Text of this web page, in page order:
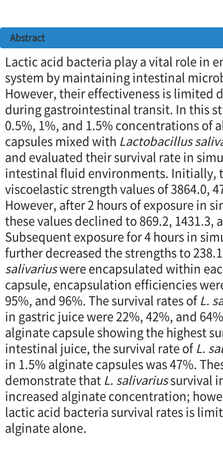
Abstract
Lactic acid bacteria play a vital role in
system by maintaining intestinal
However, their effectiveness is limited
during gastrointestinal transit. In this
0.5%, 1%, and 1.5% concentrations of
capsules mixed with Lactobacillus
and evaluated their survival rate in
intestinal fluid environments. Initially,
viscoelastic strength values of 3864.0,
However, after 2 hours of exposure in
these values declined to 869.2, 1431.3,
Subsequent exposure for 4 hours in
further decreased the strengths to
salivariuswere encapsulated within
capsule, encapsulation efficiencies
95%, and 96%. The survival rates ofL.
in gastric juice were 22%, 42%, and
alginate capsule showing the highest
intestinal juice, the survival rate ofL.
in 1.5% alginate capsules was 47%.
demonstrate thatL. salivariussurvival
increased alginate concentration;
lactic acid bacteria survival rates is
alginate alone.